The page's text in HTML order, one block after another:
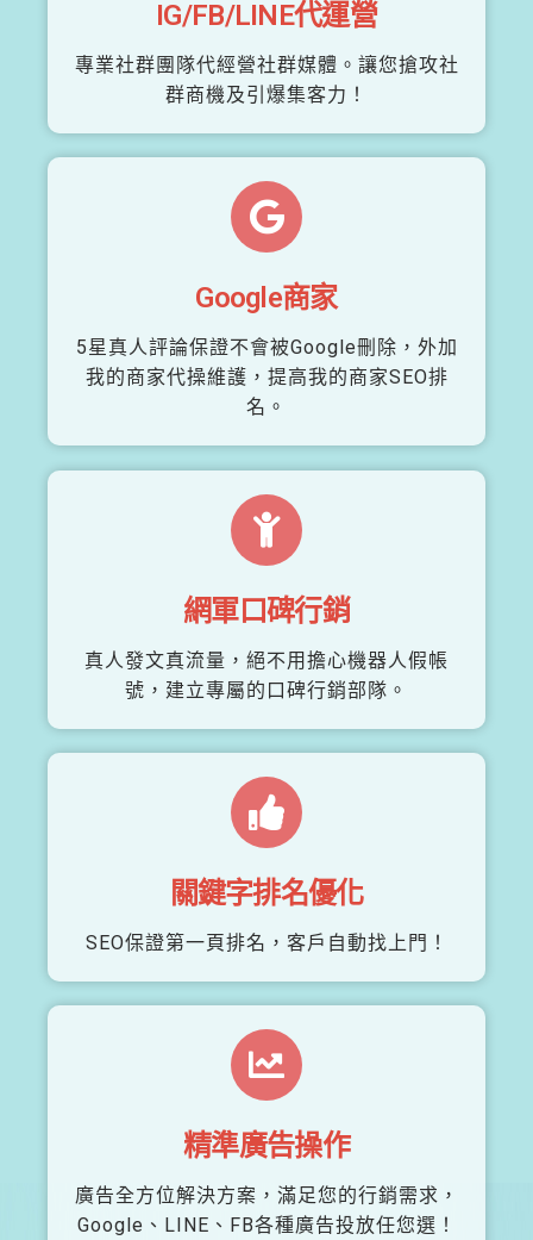
IG/FB/LINE代運營
專業社群團隊代經營社群媒體。讓您搶攻社
群商機及引爆集客力！
Google商家
5星真人評論保證不會被Google刪除，外加
我的商家代操維護，提高我的商家SEO排
名。
網軍口碑行銷
真人發文真流量，絕不用擔心機器人假帳
號，建立專屬的口碑行銷部隊。
關鍵字排名優化
SEO保證第一頁排名，客戶自動找上門！
精準廣告操作
廣告全方位解決方案，滿足您的行銷需求，
Google、LINE、FB各種廣告投放任您選！